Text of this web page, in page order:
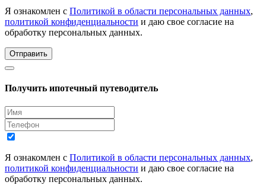
Я ознакомлен с Политикой в области персональных данных,
политикой конфиденциальности и даю свое согласие на
обработку персональных данных.
Отправить
Получить ипотечный путеводитель
Я ознакомлен с Политикой в области персональных данных,
политикой конфиденциальности и даю свое согласие на
обработку персональных данных.